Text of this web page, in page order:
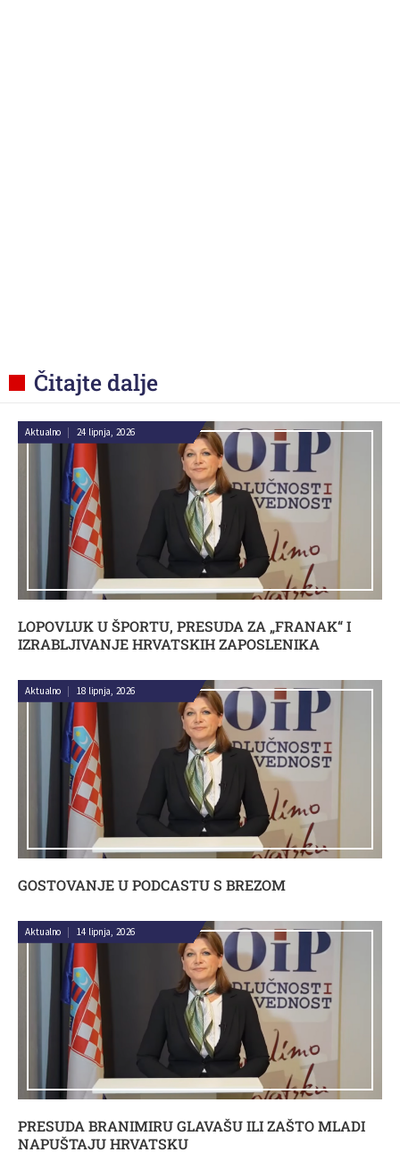
Čitajte dalje
LOPOVLUK U ŠPORTU, PRESUDA ZA „FRANAK“ I
IZRABLJIVANJE HRVATSKIH ZAPOSLENIKA
Aktualno | 24 lipnja, 2026
GOSTOVANJE U PODCASTU S BREZOM
Aktualno | 18 lipnja, 2026
PRESUDA BRANIMIRU GLAVAŠU ILI ZAŠTO MLADI
NAPUŠTAJU HRVATSKU
Aktualno | 14 lipnja, 2026